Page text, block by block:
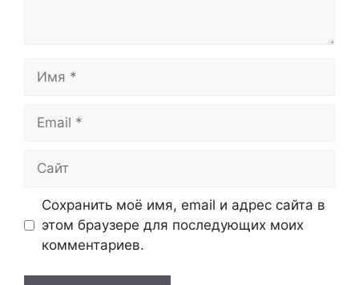
Сохранить моё имя, email и адрес сайта в
этом браузере для последующих моих
комментариев.